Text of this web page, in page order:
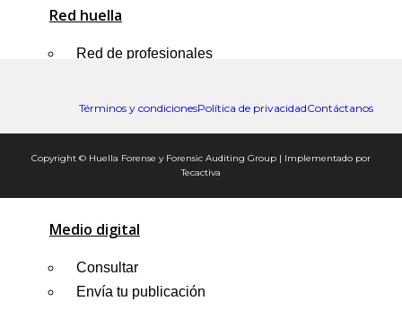
Red huella
Red de profesionales
Portal de empleo
Medio digital
Consultar
Envía tu publicación
Términos y condicionesPolítica de privacidadContáctanos
Copyright © Huella Forense y Forensic Auditing Group | Implementado por
Tecactiva
¡Regalo de Huella para